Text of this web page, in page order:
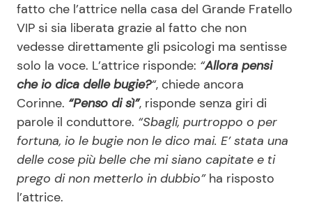
fatto che l’attrice nella casa del Grande Fratello
VIP si sia liberata grazie al fatto che non
vedesse direttamente gli psicologi ma sentisse
solo la voce. L’attrice risponde: “Allora pensi
che io dica delle bugie?“, chiede ancora
Corinne. “Penso di sì”, risponde senza giri di
parole il conduttore. “Sbagli, purtroppo o per
fortuna, io le bugie non le dico mai. E’ stata una
delle cose più belle che mi siano capitate e ti
prego di non metterlo in dubbio”ha risposto
l’attrice.